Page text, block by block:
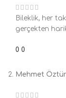
Bileklik, her
gerçekten
0 0
Mehmet